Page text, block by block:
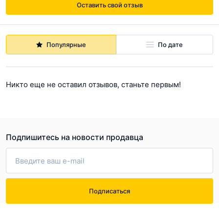
Оставить свой отзыв
Популярные По дате
Никто еще не оставил отзывов, станьте первым!
Подпишитесь на новости продавца
Подписаться